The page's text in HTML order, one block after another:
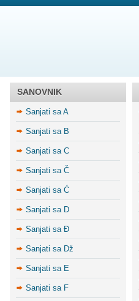
SANOVNIK
Sanjati sa A
Sanjati sa B
Sanjati sa C
Sanjati sa Č
Sanjati sa Ć
Sanjati sa D
Sanjati sa Đ
Sanjati sa Dž
Sanjati sa E
Sanjati sa F